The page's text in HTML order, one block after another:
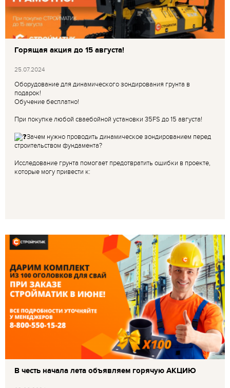
Горящая акция до 15 августа!
25.07.2024
Оборудование для динамического зондирования грунта в
подарок!
Обучение бесплатно!
При покупке любой сваебойной установки 35FS до 15 августа!
Зачем нужно проводить динамическое зондированием перед
строительством фундамента?
Исследование грунта помогает предотвратить ошибки в проекте,
которые могу привести к:
В честь начала лета объявляем горячую АКЦИЮ